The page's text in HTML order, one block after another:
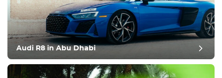
Audi R8 in Abu Dhabi